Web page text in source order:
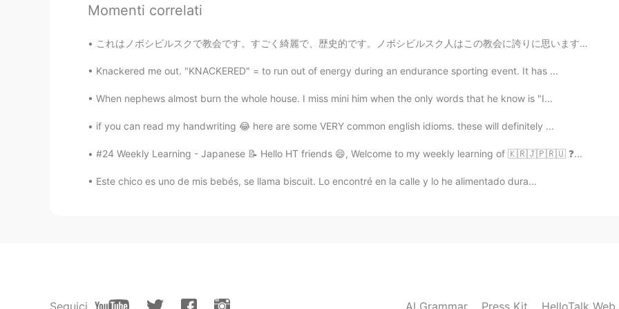
@Tiago Interesante! Realmente não conheco essa forma, mas há muitas formas aqui
Kuo 2020.05.09 14:53
@Kuo Ik liever frietjes met mayo. Ik vind uitjes te sterk. Wat is de beste manier voor jou
Momenti correlati
これはノボシビルスクで教会です。すごく綺麗で、歴史的です。ノボシビルスク人はこの教会に誇りに思います。でも、めっちゃ小さいです。 This is a church in Novosibirsk...
Knackered me out. "KNACKERED" = to run out of energy during an endurance sporting event. It has ...
When nephews almost burn the whole house. I miss mini him when the only words that he know is "I...
if you can read my handwriting 😂 here are some VERY common english idioms. these will definitely ...
#24 Weekly Learning - Japanese 📝 Hello HT friends 😄, Welcome to my weekly learning of 🇰🇷🇯🇵🇷🇺 ❓...
Este chico es uno de mis bebés, se llama biscuit. Lo encontré en la calle y lo he alimentado dura...
Seguici AI Grammar Press Kit HelloTalk Web